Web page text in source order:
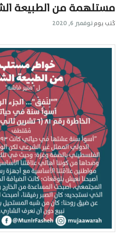
مستلهمة من الطبيعة
كُتب يومنوفمبر 6, 2020